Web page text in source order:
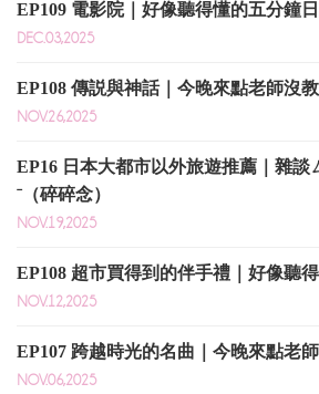
EP109 電影院｜好像聽得懂的五分鐘
DEC.03,2025
EP108 傳説與神話｜今晚來點老師沒
NOV.26,2025
EP16 日本大都市以外旅遊推薦｜雜談
ˉ（碎碎念）
NOV.19,2025
EP108 超市買得到的伴手禮｜好像聽
NOV.12,2025
EP107 跨越時光的名曲｜今晚來點老
NOV.06,2025